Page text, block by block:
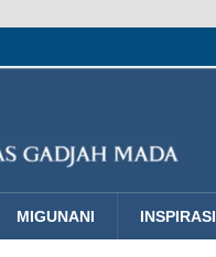
MIGUNANI INSPIRASI